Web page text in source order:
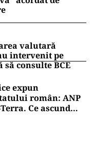
valutară
intervenit pe
consulte BCE
expun
român: ANP
Ce ascund